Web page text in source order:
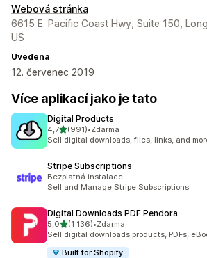
Webová stránka
6615 E. Pacific Coast Hwy, Suite 150,
US
Uvedena
12. červenec 2019
Více aplikací jako je tato
Digital Products
4,7z 5 hvězd
(991)
Celkový počet recenzí: 991
•Zdarma
Sell digital downloads, files, links, and
Stripe Subscriptions
Bezplatná instalace
Sell and Manage Stripe Subscriptions
Digital Downloads PDF Pendora
5,0z 5 hvězd
(1 136)
Celkový počet recenzí: 1136
•Zdarma
Sell digital downloads products, PDFs,
Built for Shopify